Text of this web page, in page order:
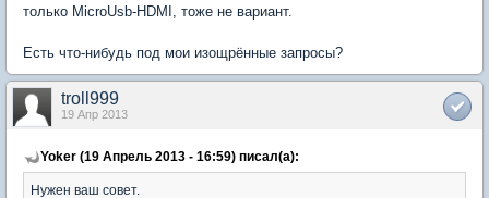
только MicroUsb-HDMI, тоже не вариант.
Есть что-нибудь под мои изощрённые запросы?
troll999
19 Апр 2013
Yoker (19 Апрель 2013 - 16:59) писал(а):
Нужен ваш совет.